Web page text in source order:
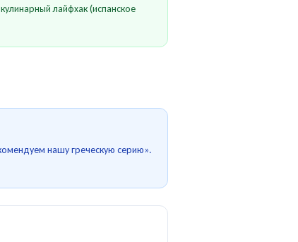
лайфхак (испанское
нашу греческую серию».